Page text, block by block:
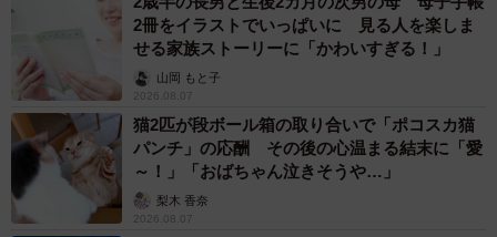
2冊をイラストでいっぱいに 見る人を楽しま
せる家族ストーリーに「かわいすぎる！」
山岡 もと子
2026.08.07
猫2匹が段ボール箱の取り合いで「ポコスカ猫
パンチ」の応酬 その後の心温まる結末に「愛
～！」「おばちゃん泣きそうや…」
梨木 香奈
2026.08.07